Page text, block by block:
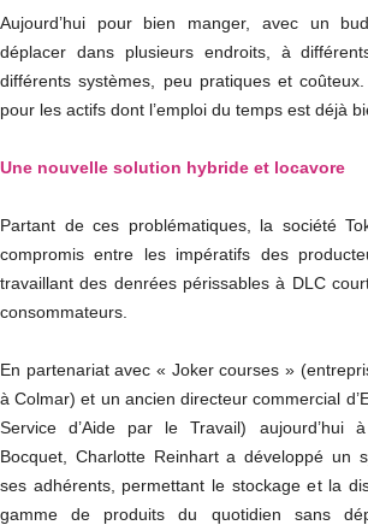
Aujourd’hui pour bien manger, avec un
déplacer dans plusieurs endroits, à
différents systèmes, peu pratiques et
pour les actifs dont l’emploi du temps est déjà
Une nouvelle solution hybride et locavore
Partant de ces problématiques, la société
compromis entre les impératifs des
travaillant des denrées périssables à DLC
consommateurs.
En partenariat avec « Joker courses »
à Colmar) et un ancien directeur commercial
Service d’Aide par le Travail) aujourd’hui
Bocquet, Charlotte Reinhart a développé un
ses adhérents, permettant le stockage et la
gamme de produits du quotidien sans